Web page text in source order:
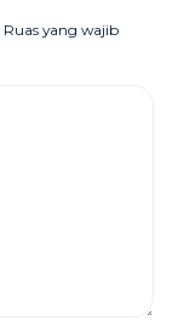
Ruas yang wajib